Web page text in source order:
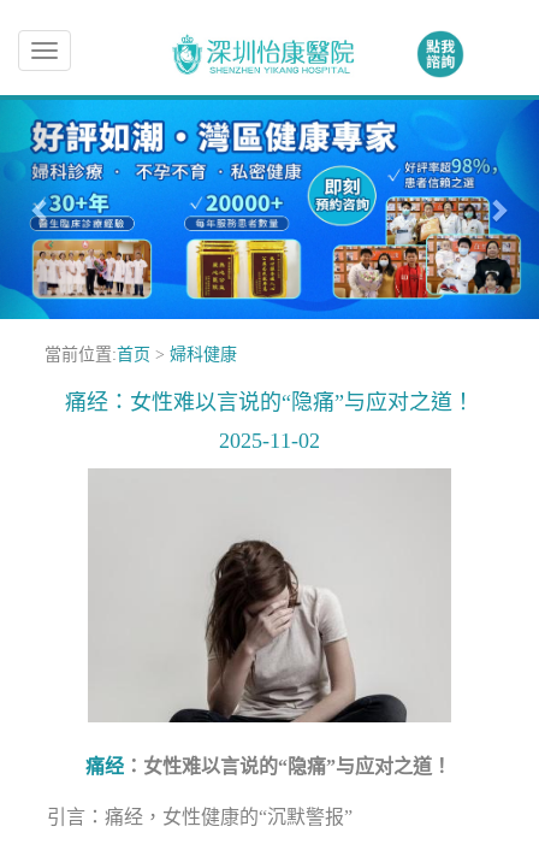
Toggle
navigation
當前位置:首页 > 婦科健康
痛经：女性难以言说的“隐痛”与应对之道！
2025-11-02
痛经 ：女性难以言说的“隐痛”与应对之道！
引言：痛经，女性健康的“沉默警报”